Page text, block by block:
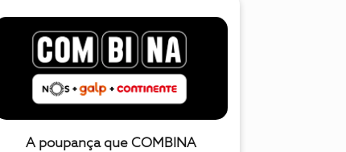
A poupança que COMBINA